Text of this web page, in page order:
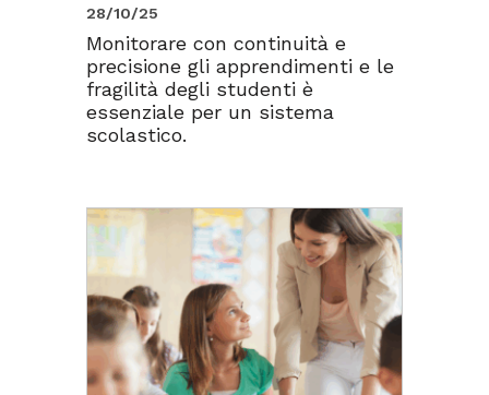
28/10/25
Monitorare con continuità e
precisione gli apprendimenti e le
fragilità degli studenti è
essenziale per un sistema
scolastico.